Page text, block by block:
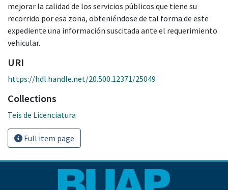
mejorar la calidad de los servicios públicos que tiene su
recorrido por esa zona, obteniéndose de tal forma de este
expediente una información suscitada ante el requerimiento
vehicular.
URI
https://hdl.handle.net/20.500.12371/25049
Collections
Teis de Licenciatura
Full item page